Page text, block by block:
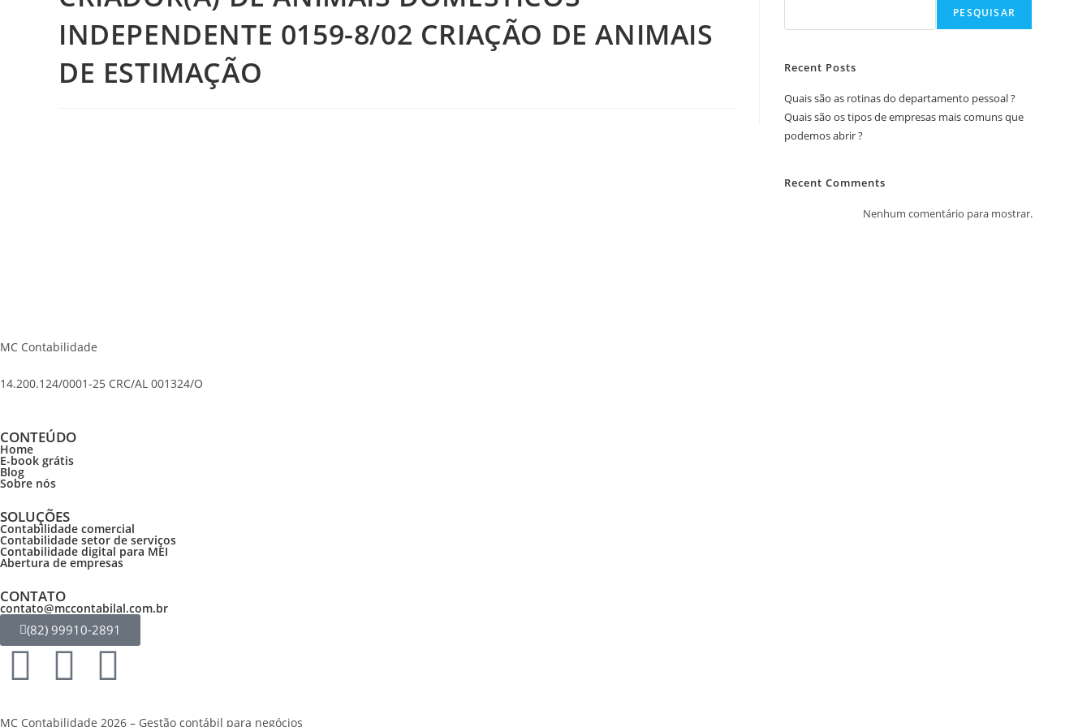
INDEPENDENTE 0159-8/02 CRIAÇÃO DE ANIMAIS
DE ESTIMAÇÃO
PESQUISAR
Recent Posts
Quais são as rotinas do departamento pessoal ?
Quais são os tipos de empresas mais comuns que
podemos abrir ?
Recent Comments
Nenhum comentário para mostrar.
MC Contabilidade
14.200.124/0001-25 CRC/AL 001324/O
CONTEÚDO
Home
E-book grátis
Blog
Sobre nós
SOLUÇÕES
Contabilidade comercial
Contabilidade setor de serviços
Contabilidade digital para MEI
Abertura de empresas
CONTATO
contato@mccontabilal.com.br
(82) 99910-2891
MC Contabilidade 2026 – Gestão contábil para negócios